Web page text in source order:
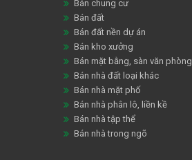
Bán chung cư
Bán đất
Bán đất nền dự án
Bán kho xưởng
Bán mặt bằng, sàn văn phòng
Bán nhà đất loại khác
Bán nhà mặt phố
Bán nhà phân lô, liền kề
Bán nhà tập thể
Bán nhà trong ngõ